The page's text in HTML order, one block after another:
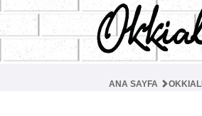
ANA SAYFA OKKIALI